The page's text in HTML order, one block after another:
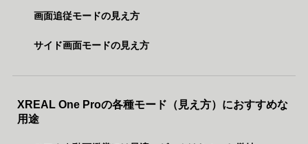
画面追従モードの見え方
サイド画面モードの見え方
XREAL One Proの各種モード（見え方）におすすめな
用途